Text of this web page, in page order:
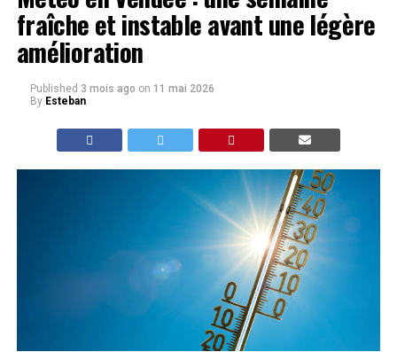
fraîche et instable avant une légère
amélioration
Published 3 mois ago on 11 mai 2026
By Esteban